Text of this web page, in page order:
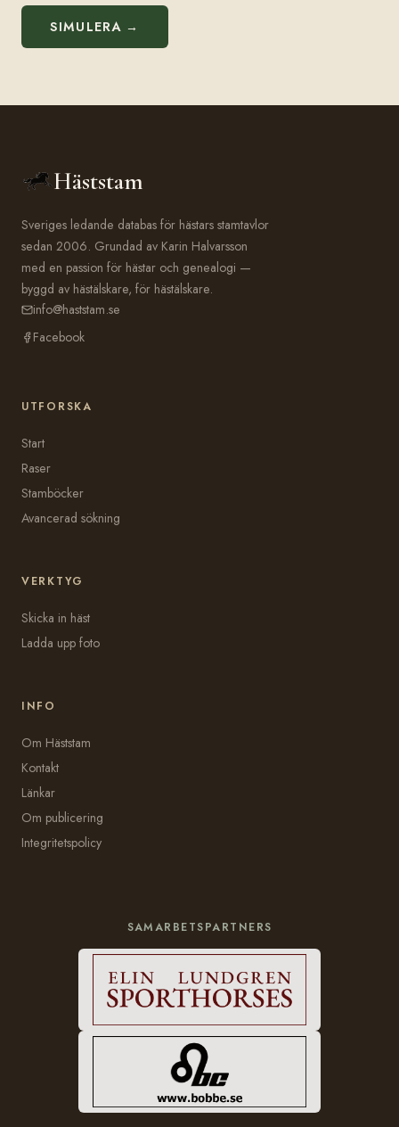
SIMULERA →
Häststam
Sveriges ledande databas för hästars stamtavlor
sedan 2006. Grundad av Karin Halvarsson
med en passion för hästar och genealogi —
byggd av hästälskare, för hästälskare.
info@haststam.se
Facebook
UTFORSKA
Start
Raser
Stamböcker
Avancerad sökning
VERKTYG
Skicka in häst
Ladda upp foto
INFO
Om Häststam
Kontakt
Länkar
Om publicering
Integritetspolicy
SAMARBETSPARTNERS